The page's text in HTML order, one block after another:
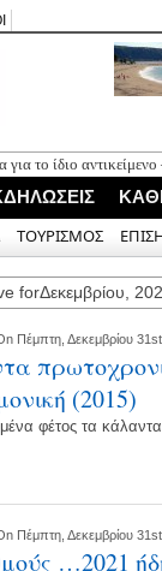
για το ίδιο
Χαρίλαου
μέσο Γιώργο
(του Ανδρέα
ΤΟΥΡΙΣΜΟΣ
forΔεκεμβρίου,
Πέμπτη, Δεκεμβρίου
(2015)
φέτος τα
Πέμπτη, Δεκεμβρίου
…2021